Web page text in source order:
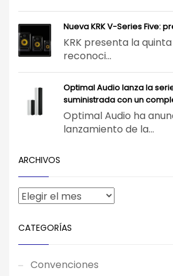
Nueva KRK V-Series Five:
KRK presenta la
reconoci...
Optimal Audio lanza la
suministrada con un
Optimal Audio ha
lanzamiento de la...
ARCHIVOS
CATEGORÍAS
Convenciones